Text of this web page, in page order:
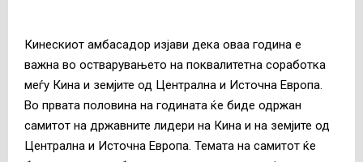
Кинескиот амбасадор изјави дека оваа година е
важна во остварувањето на поквалитетна соработка
меѓу Кина и земјите од Централна и Источна Европа.
Во првата половина на годината ќе биде одржан
самитот на државните лидери на Кина и на земјите од
Централна и Источна Европа. Темата на самитот ќе